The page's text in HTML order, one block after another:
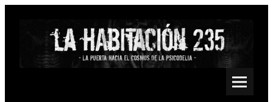
Saltar
Psychedelic, Stoner, Doom, Sludge, Fuzz, Space, Drone